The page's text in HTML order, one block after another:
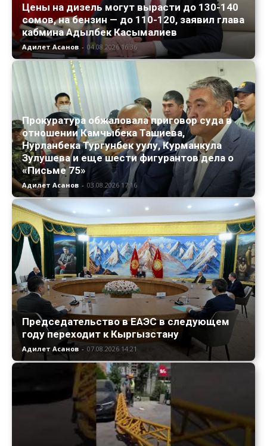
Цены на дизель могут вырасти до 130-140
сомов, на бензин — до 110-120, заявил глава
кабмина Адылбек Касымалиев
Адилет Асанов - 04.08.2026 16:36
Прокуратура обжаловала приговор суда в
отношении Камчыбека Ташиева,
Нурланбека Тургунбек уулу, Курманкула
Зулушева и еще шести фигурантов дела о
«Письме 75»
Адилет Асанов - 03.08.2026 17:16
Председательство в ЕАЭС в следующем
году переходит к Кыргызстану
Адилет Асанов - 07.08.2026 14:21